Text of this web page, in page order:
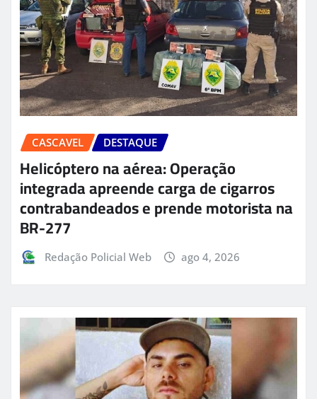
CASCAVEL DESTAQUE
Helicóptero na aérea: Operação
integrada apreende carga de cigarros
contrabandeados e prende motorista na
BR-277
Redação Policial Web ago 4, 2026